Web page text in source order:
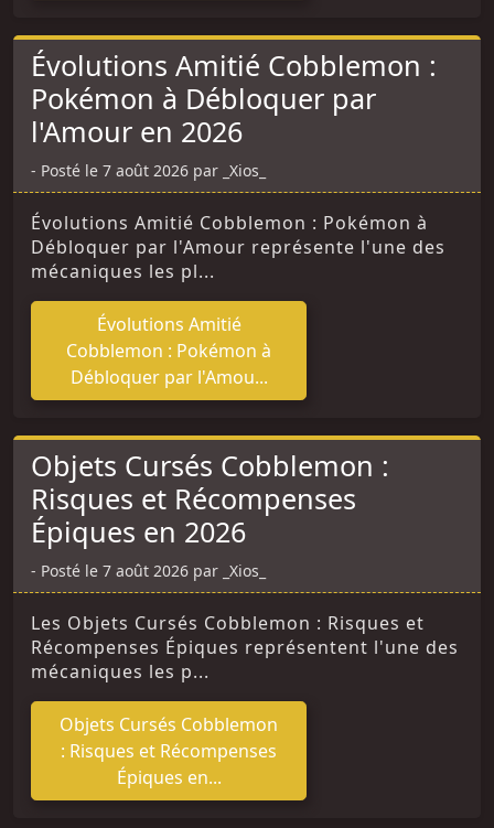
Évolutions Amitié Cobblemon :
Pokémon à Débloquer par
l'Amour en 2026
Posté le 7 août 2026 par _Xios_
Évolutions Amitié Cobblemon : Pokémon à
Débloquer par l'Amour représente l'une des
mécaniques les pl...
Évolutions Amitié
Cobblemon : Pokémon à
Débloquer par l'Amou...
Objets Cursés Cobblemon :
Risques et Récompenses
Épiques en 2026
Posté le 7 août 2026 par _Xios_
Les Objets Cursés Cobblemon : Risques et
Récompenses Épiques représentent l'une des
mécaniques les p...
Objets Cursés Cobblemon
: Risques et Récompenses
Épiques en...